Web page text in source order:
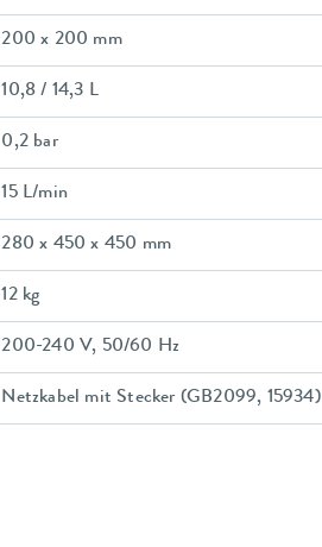
200 x 200 mm
10,8 / 14,3 L
0,2 bar
15 L/min
280 x 450 x 450 mm
12 kg
200-240 V, 50/60 Hz
Netzkabel mit Stecker (GB2099, 15934)